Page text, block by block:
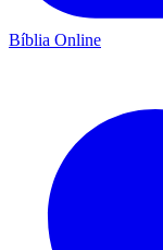
Bíblia Online